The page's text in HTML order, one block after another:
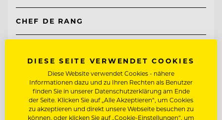
CHEF DE RANG
Entdecke alle Jobs
DIESE SEITE VERWENDET COOKIES
Diese Website verwendet Cookies - nähere
Informationen dazu und zu Ihren Rechten als Benutzer
finden Sie in unserer Datenschutzerklärung am Ende
der Seite. Klicken Sie auf „Alle Akzeptieren“, um Cookies
zu akzeptieren und direkt unsere Webseite besuchen zu
können, oder klicken Sie auf „Cookie-Einstellungen“, um